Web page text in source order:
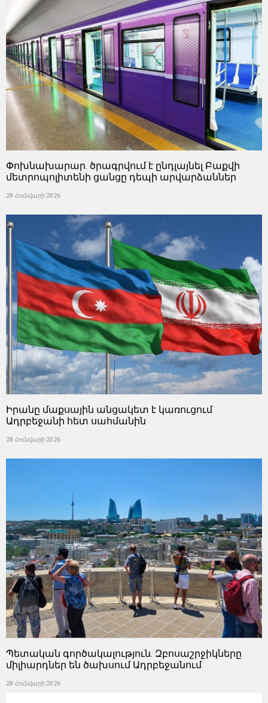
Փոխնախարար. ծրագրվում է ընդլայնել Բաքվի
մետրոպոլիտենի ցանցը դեպի արվարձաններ
28 Հունվարի 2026
Իրանը մաքսային անցակետ է կառուցում
Ադրբեջանի հետ սահմանին
28 Հունվարի 2026
Պետական ​​գործակալություն. Զբոսաշրջիկները
միլիարդներ են ծախսում Ադրբեջանում
28 Հունվարի 2026